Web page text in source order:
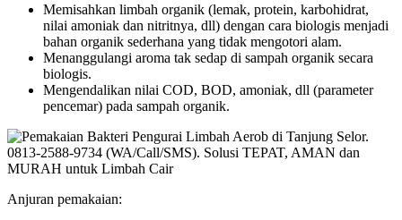
Memisahkan limbah organik (lemak, protein, karbohidrat,
nilai amoniak dan nitritnya, dll) dengan cara biologis menjadi
bahan organik sederhana yang tidak mengotori alam.
Menanggulangi aroma tak sedap di sampah organik secara
biologis.
Mengendalikan nilai COD, BOD, amoniak, dll (parameter
pencemar) pada sampah organik.
Anjuran pemakaian: